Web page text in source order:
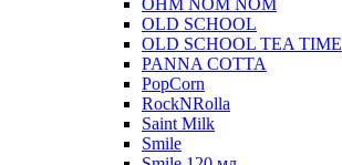
OLD SCHOOL
OLD SCHOOL TEA TIME
PANNA COTTA
PopCorn
RockNRolla
Saint Milk
Smile